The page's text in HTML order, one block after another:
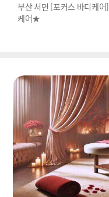
부산 서면 [포커스 바디케
케어★